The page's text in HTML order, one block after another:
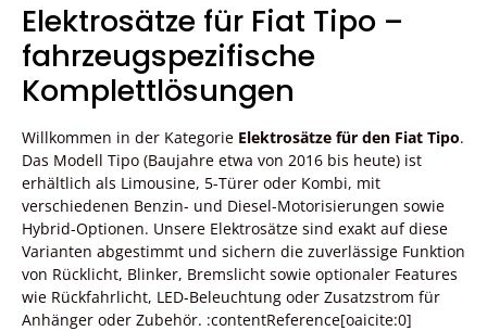
Elektrosätze für Fiat Tipo –
fahrzeugspezifische
Komplettlösungen
Willkommen in der Kategorie Elektrosätze für den Fiat Tipo.
Das Modell Tipo (Baujahre etwa von 2016 bis heute) ist
erhältlich als Limousine, 5-Türer oder Kombi, mit
verschiedenen Benzin- und Diesel-Motorisierungen sowie
Hybrid-Optionen. Unsere Elektrosätze sind exakt auf diese
Varianten abgestimmt und sichern die zuverlässige Funktion
von Rücklicht, Blinker, Bremslicht sowie optionaler Features
wie Rückfahrlicht, LED-Beleuchtung oder Zusatzstrom für
Anhänger oder Zubehör. :contentReference[oaicite:0]